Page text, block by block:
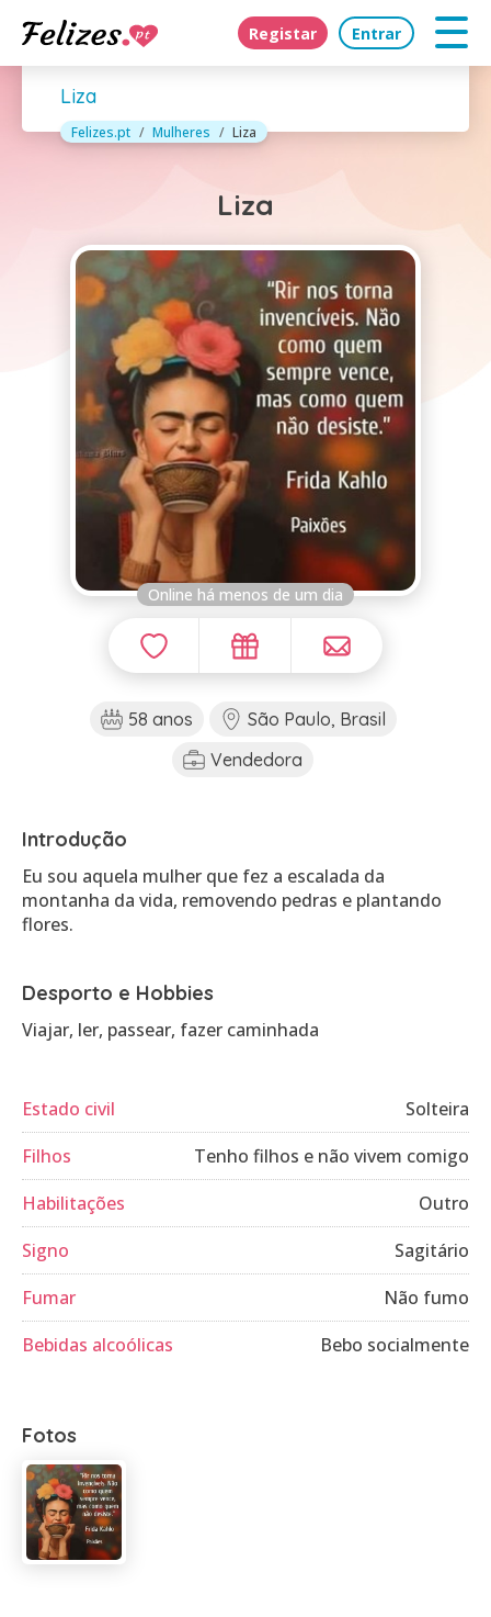
Registar Entrar
Liza
Felizes.pt Mulheres Liza
Liza
Online há menos de um dia
58 anos
São Paulo, Brasil
Vendedora
Introdução
Eu sou aquela mulher que fez a escalada da
montanha da vida, removendo pedras e plantando
flores.
Desporto e Hobbies
Viajar, ler, passear, fazer caminhada
Estado civil
Solteira
Filhos
Tenho filhos e não vivem comigo
Habilitações
Outro
Signo
Sagitário
Fumar
Não fumo
Bebidas alcoólicas
Bebo socialmente
Fotos